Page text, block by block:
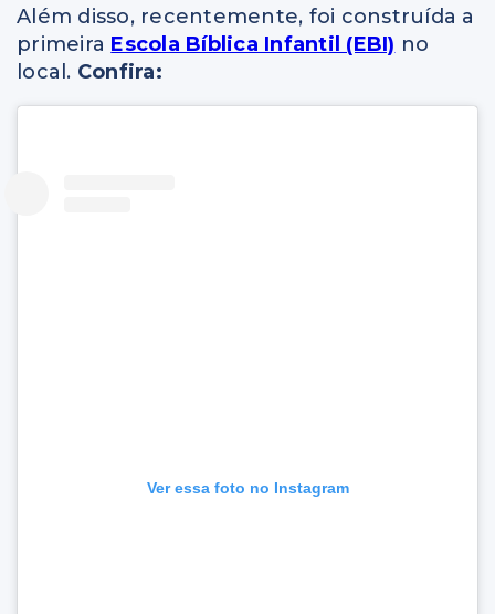
Além disso, recentemente, foi construída a
primeira Escola Bíblica Infantil (EBI) no
local. Confira:
Ver essa foto no Instagram